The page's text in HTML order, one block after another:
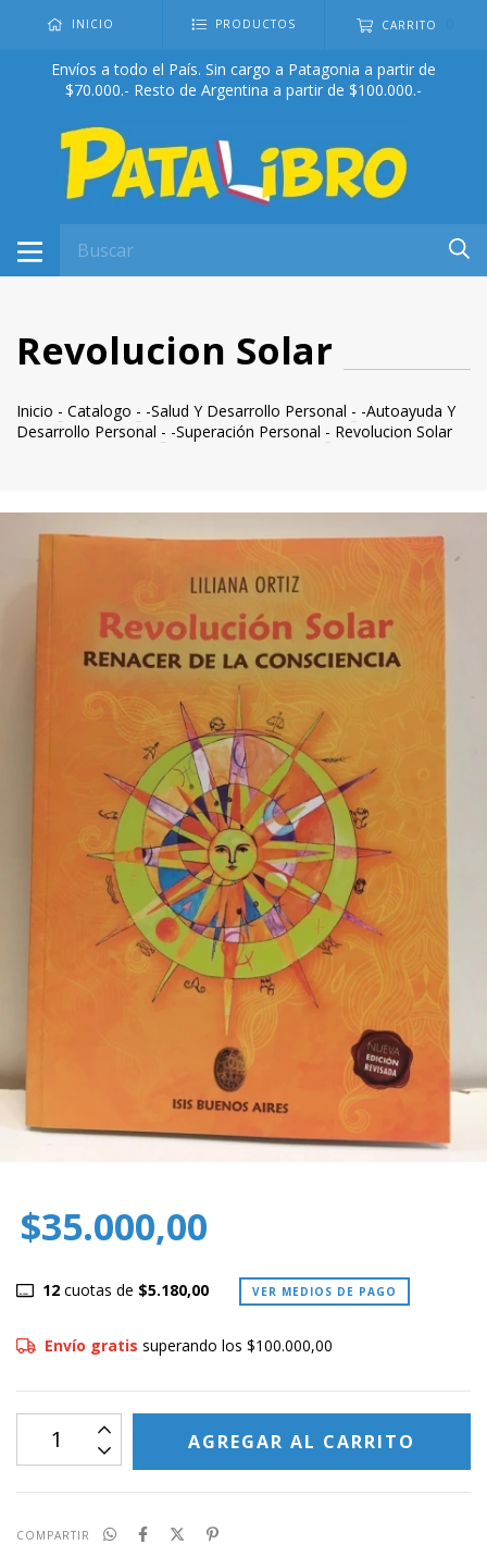
INICIO PRODUCTOS CARRITO
Envíos a todo el País. Sin cargo a Patagonia a partir de
$70.000.- Resto de Argentina a partir de $100.000.-
Revolucion Solar
Inicio - Catalogo - -Salud Y Desarrollo Personal - -Autoayuda Y
Desarrollo Personal - -Superación Personal - Revolucion Solar
$35.000,00
12cuotas de $5.180,00 VER MEDIOS DE PAGO
Envío gratis superando los $100.000,00
COMPARTIR